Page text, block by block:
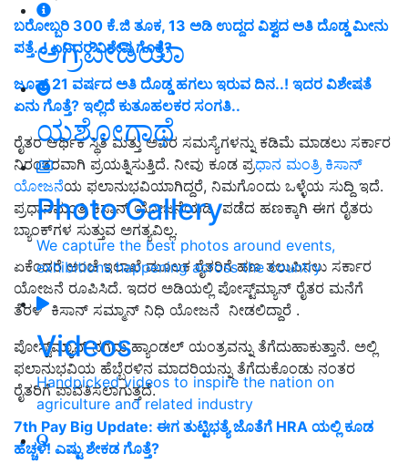
ಅಗ್ರಿಪೀಡಿಯಾ
ಯಶೋಗಾಥೆ
Photo Gallery
We capture the best photos around events,
exhibitions happening across the country
Videos
Handpicked videos to inspire the nation on
agriculture and related industry
ಬರೋಬ್ಬರಿ 300 ಕೆ.ಜಿ ತೂಕ, 13 ಅಡಿ ಉದ್ದದ ವಿಶ್ವದ ಅತಿ ದೊಡ್ಡ ಮೀನು
ಪತ್ತೆ..! ಏನಿದರ ವಿಶೇಷ ಗೊತ್ತೆ?
ಜೂನ್ 21 ವರ್ಷದ ಅತಿ ದೊಡ್ಡ ಹಗಲು ಇರುವ ದಿನ..! ಇದರ ವಿಶೇಷತೆ
ಏನು ಗೊತ್ತೆ? ಇಲ್ಲಿದೆ ಕುತೂಹಲಕರ ಸಂಗತಿ..
ರೈತರ ಆರ್ಥಿಕ ಸ್ಥಿತಿ ಮತ್ತು ಅವರ ಸಮಸ್ಯೆಗಳನ್ನು ಕಡಿಮೆ ಮಾಡಲು ಸರ್ಕಾರ
ನಿರಂತರವಾಗಿ ಪ್ರಯತ್ನಿಸುತ್ತಿದೆ. ನೀವು ಕೂಡ ಪ್ರಧಾನ ಮಂತ್ರಿ ಕಿಸಾನ್
ಯೋಜನೆಯ ಫಲಾನುಭವಿಯಾಗಿದ್ದರೆ, ನಿಮಗೊಂದು ಒಳ್ಳೆಯ ಸುದ್ದಿ ಇದೆ.
ಪ್ರಧಾನಮಂತ್ರಿ ಕಿಸಾನ್ ಯೋಜನೆಯಡಿ ಪಡೆದ ಹಣಕ್ಕಾಗಿ ಈಗ ರೈತರು
ಬ್ಯಾಂಕ್‌ಗಳ ಸುತ್ತುವ ಅಗತ್ಯವಿಲ್ಲ.
ಏಕೆಂದರೆ ಅಂಚೆ ಇಲಾಖೆ ಮೂಲಕ ರೈತರಿಗೆ ಹಣ ತಲುಪಿಸಲು ಸರ್ಕಾರ
ಯೋಜನೆ ರೂಪಿಸಿದೆ. ಇದರ ಅಡಿಯಲ್ಲಿ ಪೋಸ್ಟ್‌ಮ್ಯಾನ್ ರೈತರ ಮನೆಗೆ
ತೆರಳಿ ಕಿಸಾನ್ ಸಮ್ಮಾನ್ ನಿಧಿ ಯೋಜನೆ ನೀಡಲಿದ್ದಾರೆ .
ಪೋಸ್ಟ್‌ಮ್ಯಾನ್ ನಗದು ಹ್ಯಾಂಡಲ್ ಯಂತ್ರವನ್ನು ತೆಗೆದುಹಾಕುತ್ತಾನೆ. ಅಲ್ಲಿ
ಫಲಾನುಭವಿಯ ಹೆಬ್ಬೆರಳಿನ ಮಾದರಿಯನ್ನು ತೆಗೆದುಕೊಂಡು ನಂತರ
ರೈತರಿಗೆ ಪಾವತಿಸಲಾಗುತ್ತದೆ.
7th Pay Big Update: ಈಗ ತುಟ್ಟಿಭತ್ಯೆ ಜೊತೆಗೆ HRA ಯಲ್ಲಿ ಕೂಡ
ಹೆಚ್ಚಳ! ಎಷ್ಟು ಶೇಕಡ ಗೊತ್ತೆ?